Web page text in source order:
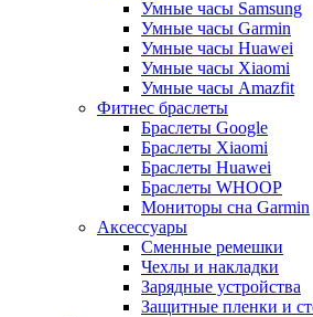
Умные часы Samsung
Умные часы Garmin
Умные часы Huawei
Умные часы Xiaomi
Умные часы Amazfit
Фитнес браслеты
Браслеты Google
Браслеты Xiaomi
Браслеты Huawei
Браслеты WHOOP
Мониторы сна Garmin
Аксессуары
Сменные ремешки
Чехлы и накладки
Зарядные устройства
Защитные пленки и